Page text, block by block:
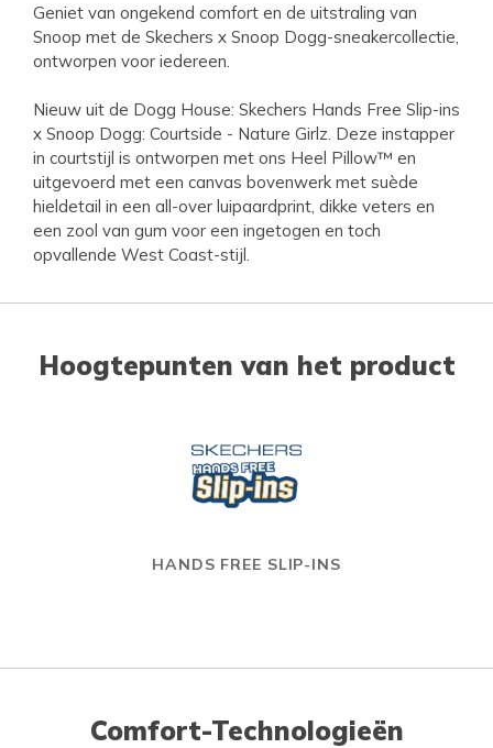
Geniet van ongekend comfort en de uitstraling van
Snoop met de Skechers x Snoop Dogg-sneakercollectie,
ontworpen voor iedereen.
Nieuw uit de Dogg House: Skechers Hands Free Slip-ins
x Snoop Dogg: Courtside - Nature Girlz. Deze instapper
in courtstijl is ontworpen met ons Heel Pillow™ en
uitgevoerd met een canvas bovenwerk met suède
hieldetail in een all-over luipaardprint, dikke veters en
een zool van gum voor een ingetogen en toch
opvallende West Coast-stijl.
Hoogtepunten van het product
HANDS FREE SLIP-INS
Comfort-Technologieën